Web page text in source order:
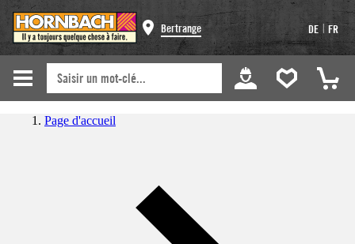
Bertrange DE | FR
Page d'accueil